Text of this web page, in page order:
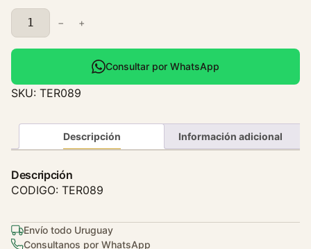
T
e
r
o
s
t
F
t
− +
Consultar por WhatsApp
SKU: TER089
Descripción Información adicional
Descripción
CODIGO: TER089
Envío todo Uruguay
Consultanos por WhatsApp